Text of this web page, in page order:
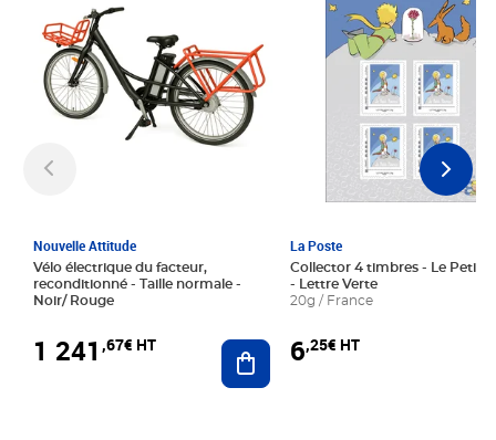
Nouvelle Attitude
Vélo électrique du facteur,
reconditionné - Taille normale -
Noir/ Rouge
1 241 ,67€ HT Ajouter au panier
La Poste
Collector 4 timbres - Le Petit
- Lettre Verte
20g / France
6,25€ HT